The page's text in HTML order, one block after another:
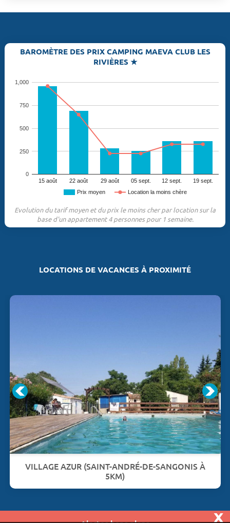
x
BAROMÈTRE DES PRIX CAMPING MAEVA CLUB LES
RIVIÈRES ★
Prix moyen Location la moins chère
15 août 22 août 29 août 05 sept. 12 sept. 19 sept.
0
250
500
750
1,000
Evolution du tarif moyen et du prix le moins cher par location sur la
base d'un appartement 4 personnes pour 1 semaine.
LOCATIONS DE VACANCES À PROXIMITÉ
VILLAGE AZUR (SAINT-ANDRÉ-DE-SANGONIS À
5KM)